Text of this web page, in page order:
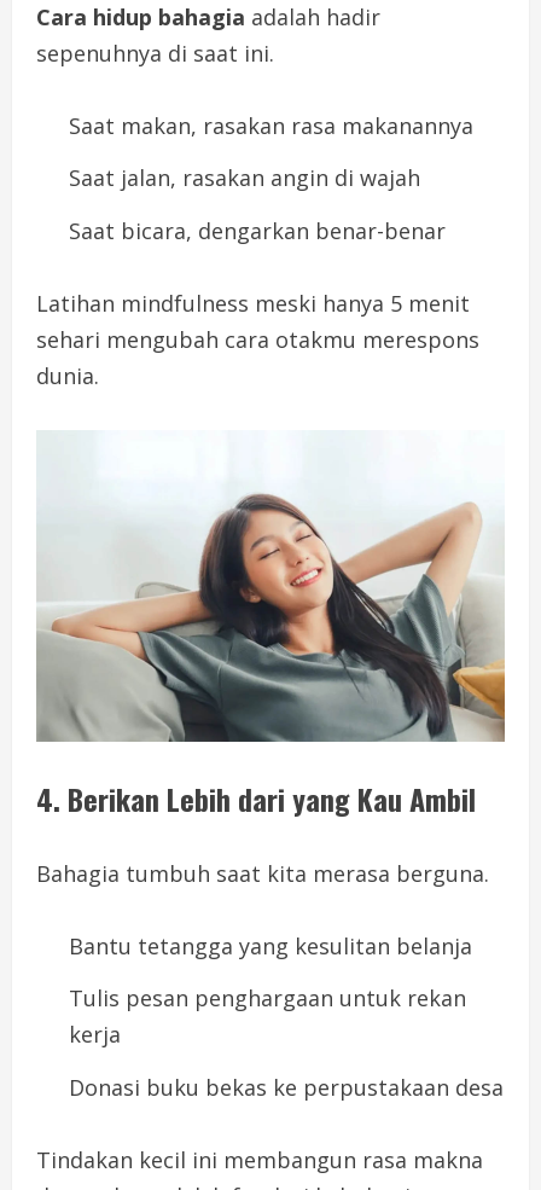
Cara hidup bahagia adalah hadir
sepenuhnya di saat ini.
Saat makan, rasakan rasa makanannya
Saat jalan, rasakan angin di wajah
Saat bicara, dengarkan benar-benar
Latihan mindfulness meski hanya 5 menit
sehari mengubah cara otakmu merespons
dunia.
4. Berikan Lebih dari yang Kau Ambil
Bahagia tumbuh saat kita merasa berguna.
Bantu tetangga yang kesulitan belanja
Tulis pesan penghargaan untuk rekan
kerja
Donasi buku bekas ke perpustakaan desa
Tindakan kecil ini membangun rasa makna